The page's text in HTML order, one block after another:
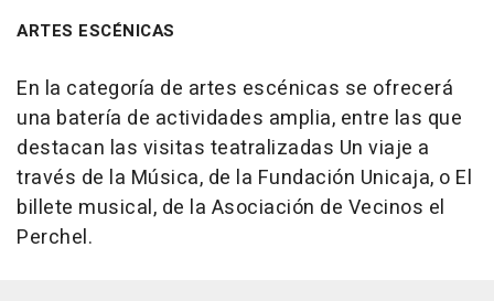
ARTES ESCÉNICAS
En la categoría de artes escénicas se ofrecerá
una batería de actividades amplia, entre las que
destacan las visitas teatralizadas Un viaje a
través de la Música, de la Fundación Unicaja, o El
billete musical, de la Asociación de Vecinos el
Perchel.